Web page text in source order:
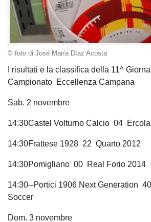
© foto di José María Díaz Acosta
I risultati e la classifica della 11^
Campionato Eccellenza Campana
Sab. 2 novembre
14:30Castel Volturno Calcio 04
14:30Frattese 1928 22 Quarto 2012
14:30Pomigliano 00 Real Forio 2014
14:30--Portici 1906 Next Generation
Soccer
Dom. 3 novembre